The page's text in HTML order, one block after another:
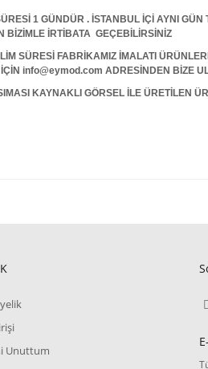
1 GÜNDÜR . İSTANBUL İÇİ AYNI GÜN
BİZİMLE İRTİBATA GEÇEBİLİRSİNİZ
FABRİKAMIZ İMALATI
info@eymod.com ADRESİNDEN BİZE
KAYNAKLI GÖRSEL İLE ÜRETİLEN
Unuttum